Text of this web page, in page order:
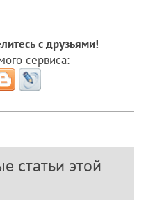
с друзьями!
сервиса:
статьи этой